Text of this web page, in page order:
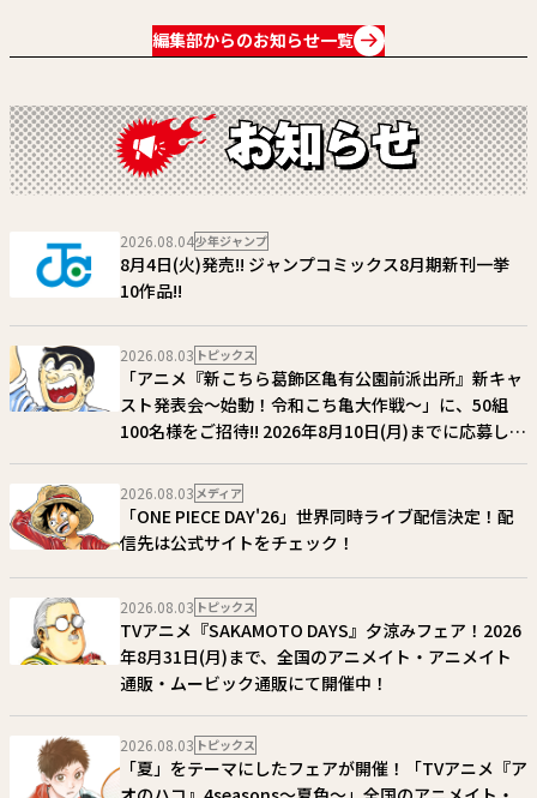
編集部からのお知らせ一覧
2026.08.04少年ジャンプ
8月4日(火)発売!! ジャンプコミックス8月期新刊一挙
10作品!!
2026.08.03 トピックス
「アニメ『新こちら葛飾区亀有公園前派出所』新キャ
スト発表会～始動！令和こち亀大作戦～」に、50組
100名様をご招待!! 2026年8月10日(月)までに応募しよ
う！
2026.08.03 メディア
「ONE PIECE DAY'26」世界同時ライブ配信決定！配
信先は公式サイトをチェック！
2026.08.03 トピックス
TVアニメ『SAKAMOTO DAYS』夕涼みフェア！2026
年8月31日(月)まで、全国のアニメイト・アニメイト
通販・ムービック通販にて開催中！
2026.08.03 トピックス
「夏」をテーマにしたフェアが開催！「TVアニメ『ア